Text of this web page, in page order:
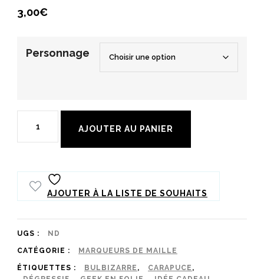
3,00€
Personnage
de
de
maille
starters
Pokémon
AJOUTER AU PANIER
AJOUTER À LA LISTE DE SOUHAITS
UGS : ND
CATÉGORIE : MARQUEURS DE MAILLE
ÉTIQUETTES : BULBIZARRE , CARAPUCE ,